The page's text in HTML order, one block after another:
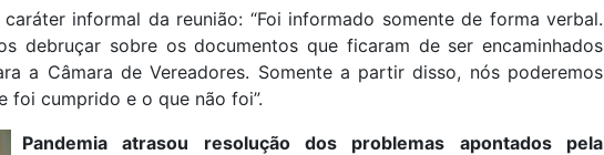
informal da reunião: “Foi informado somente de forma verbal.
debruçar sobre os documentos que ficaram de ser encaminhados
a Câmara de Vereadores. Somente a partir disso, nós poderemos
foi cumprido e o que não foi”.
Pandemia atrasou resolução dos problemas apontados pela